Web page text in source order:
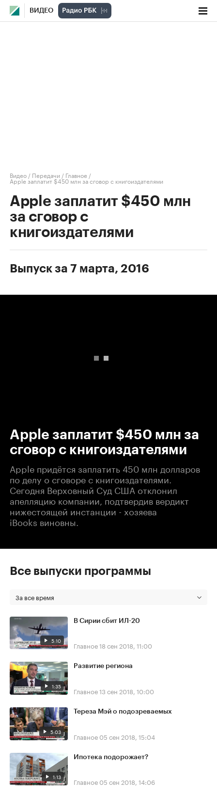
ВИДЕО
Видео / Передачи / Главное /
Apple заплатит $450 млн за сговор с книгоиздателями
Apple заплатит $450 млн
за сговор с
книгоиздателями
Выпуск за 7 марта, 2016
Apple заплатит $450 млн за
сговор с книгоиздателями
Apple придётся заплатить 450 млн долларов
по делу о сговоре с книгоиздателями.
Сегодня Верховный Суд США отклонил
апелляцию компании, подтвердив вердикт
нижестоящей инстанции - хозяева
iBooks виновны.
Все выпуски программы
За все время
5:10
В Сирии сбит ИЛ-20
Главное18 сен 2018, 11:00
1:35
Развитие региона
Главное13 сен 2018, 10:00
5:03
Тереза Мэй о подозреваемых
Главное 05 сен 2018, 15:04
1:13
Ипотека подорожает?
Главное 05 сен 2018, 14:06